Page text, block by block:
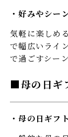
好みやシー
気軽に楽しめ
で幅広いライ
で過ごすシー
母の日ギ
母の日ギフ